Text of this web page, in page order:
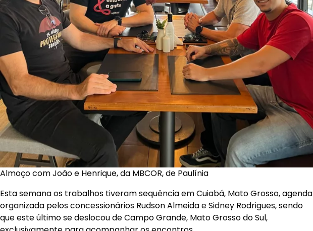
Almoço com João e Henrique, da MBCOR, de Paulínia
Esta semana os trabalhos tiveram sequência em Cuiabá, Mato Grosso, agenda
organizada pelos concessionários Rudson Almeida e Sidney Rodrigues, sendo
que este último se deslocou de Campo Grande, Mato Grosso do Sul,